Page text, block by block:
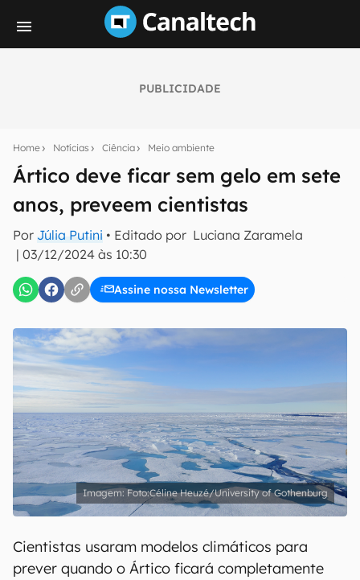
PUBLICIDADE
Home Notícias Ciência Meio ambiente
Ártico deve ficar sem gelo em sete
anos, preveem cientistas
Por Júlia Putini • Editado por Luciana Zaramela
| 03/12/2024 às 10:30
Assine nossa Newsletter
notícias e reviews sobre tecnologia em primeira
mão.
E-mail
Uso e Política de Privacidade do Canaltech.
Foto:Céline Heuzé/University of Gothenburg
Cientistas usaram modelos climáticos para
prever quando o Ártico ficará completamente